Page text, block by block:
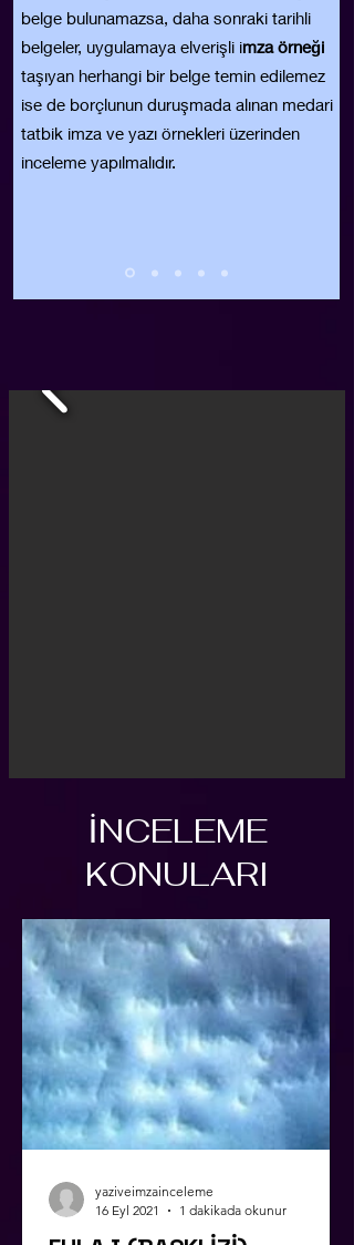
belge bulunamazsa, daha sonraki tarihli
belgeler, uygulamaya elverişli imza örneği
taşıyan herhangi bir belge temin edilemez
ise de borçlunun duruşmada alınan medari
tatbik imza ve yazı örnekleri üzerinden
inceleme yapılmalıdır.
İNCELEME
KONULARI
yaziveimzainceleme
16 Eyl 2021
1 dakikada okunur